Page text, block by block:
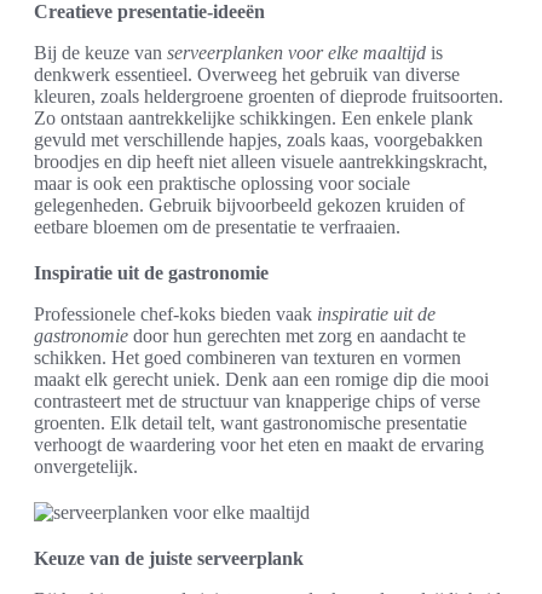
Creatieve presentatie-ideeën
Bij de keuze van serveerplanken voor elke maaltijd is
denkwerk essentieel. Overweeg het gebruik van diverse
kleuren, zoals heldergroene groenten of dieprode fruitsoorten.
Zo ontstaan aantrekkelijke schikkingen. Een enkele plank
gevuld met verschillende hapjes, zoals kaas, voorgebakken
broodjes en dip heeft niet alleen visuele aantrekkingskracht,
maar is ook een praktische oplossing voor sociale
gelegenheden. Gebruik bijvoorbeeld gekozen kruiden of
eetbare bloemen om de presentatie te verfraaien.
Inspiratie uit de gastronomie
Professionele chef-koks bieden vaak inspiratie uit de
gastronomie door hun gerechten met zorg en aandacht te
schikken. Het goed combineren van texturen en vormen
maakt elk gerecht uniek. Denk aan een romige dip die mooi
contrasteert met de structuur van knapperige chips of verse
groenten. Elk detail telt, want gastronomische presentatie
verhoogt de waardering voor het eten en maakt de ervaring
onvergetelijk.
Keuze van de juiste serveerplank